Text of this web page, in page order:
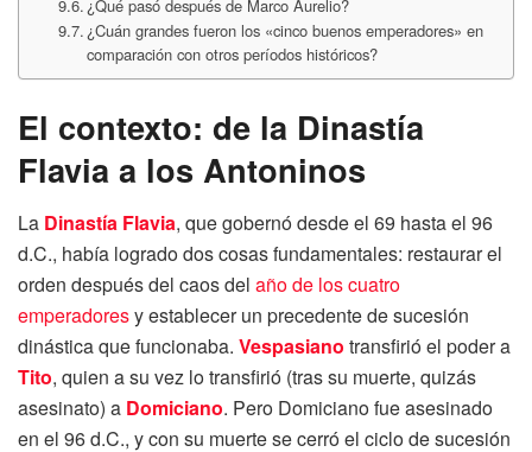
¿Qué pasó después de Marco Aurelio?
¿Cuán grandes fueron los «cinco buenos emperadores» en
comparación con otros períodos históricos?
El contexto: de la Dinastía
Flavia a los Antoninos
La Dinastía Flavia, que gobernó desde el 69 hasta el 96
d.C., había logrado dos cosas fundamentales: restaurar el
orden después del caos del año de los cuatro
emperadoresy establecer un precedente de sucesión
dinástica que funcionaba. Vespasiano transfirió el poder a
Tito, quien a su vez lo transfirió (tras su muerte, quizás
asesinato) a Domiciano. Pero Domiciano fue asesinado
en el 96 d.C., y con su muerte se cerró el ciclo de sucesión